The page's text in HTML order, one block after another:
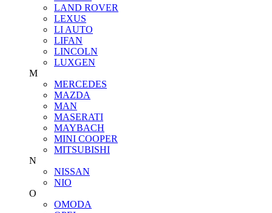
LAND ROVER
LEXUS
LI AUTO
LIFAN
LINCOLN
LUXGEN
M
MERCEDES
MAZDA
MAN
MASERATI
MAYBACH
MINI COOPER
MITSUBISHI
N
NISSAN
NIO
O
OMODA